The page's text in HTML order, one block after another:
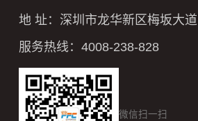
地 址：深圳市龙华新区梅坂大
服务热线：4008-238-828
微信扫一扫